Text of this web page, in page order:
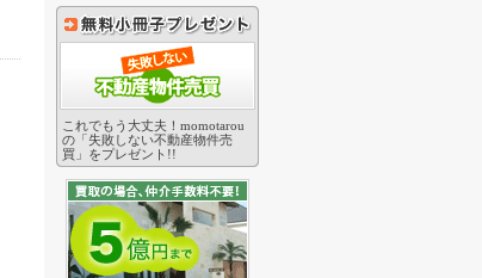
これでもう大丈夫！momotarou
の「失敗しない不動産物件売
買」をプレゼント!!